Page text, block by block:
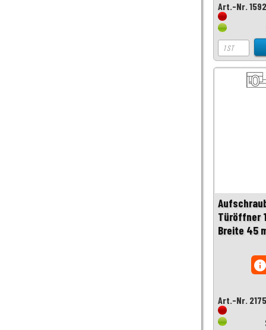
Art.-Nr.
Türöffner
Breite 45
Art.-Nr.